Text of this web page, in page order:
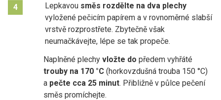
4 Lepkavou směs rozdělte na dva plechy
vyložené pečicím papírem a v rovnoměrné slabší
vrstvě rozprostřete. Zbytečně však
neumačkávejte, lépe se tak propeče.
Naplněné plechy vložte do předem vyhřáté
trouby na 170 °C (horkovzdušná trouba 150 °C)
a pečte cca 25 minut. Přibližně v půlce pečení
směs promíchejte.